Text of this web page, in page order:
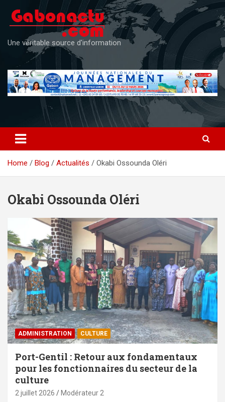
content
Une véritable source d'information
Home Blog Actualités Okabi Ossounda Oléri
Okabi Ossounda Oléri
ADMINISTRATION CULTURE
Port-Gentil : Retour aux fondamentaux
pour les fonctionnaires du secteur de la
culture
2 juillet 2026 Modérateur 2